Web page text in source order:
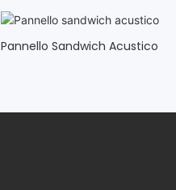
Pannello Sandwich Acustico